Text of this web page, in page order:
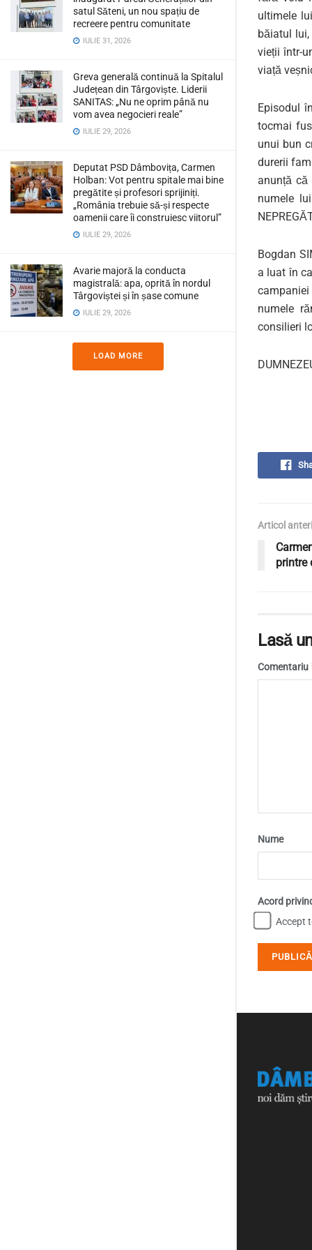
satul Săteni, un nou spațiu de
recreere pentru comunitate
IULIE 31, 2026
Greva generală continuă la Spitalul
Județean din Târgoviște. Liderii
SANITAS: „Nu ne oprim până nu
vom avea negocieri reale”
IULIE 29, 2026
Deputat PSD Dâmbovița, Carmen
Holban: Vot pentru spitale mai bine
pregătite și profesori sprijiniți.
„România trebuie să-și respecte
oamenii care îi construiesc viitorul”
IULIE 29, 2026
Avarie majoră la conducta
magistrală: apa, oprită în nordul
Târgoviștei și în șase comune
IULIE 29, 2026
LOAD MORE
ultimele
băiatul lui,
vieții într-
viață
Episodul
tocmai
unui bun
durerii
anunță
numele
Bogdan
a luat în
numele
consilieri
Articol
printre
Lasă
Comentariu
Nume
Acord
Accept